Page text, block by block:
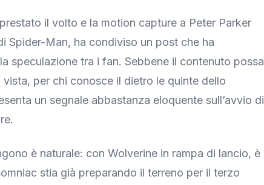
il volto e la motion capture a Peter Parker
Spider-Man, ha condiviso un post che ha
speculazione tra i fan. Sebbene il contenuto possa
per chi conosce il dietro le quinte dello
un segnale abbastanza eloquente sull’avvio di
è naturale: con Wolverine in rampa di lancio, è
stia già preparando il terreno per il terzo